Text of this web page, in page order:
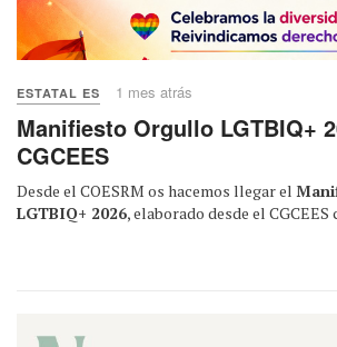
ESTATAL ES 1 mes atrás
Manifiesto Orgullo LGTBIQ+
CGCEES
Desde el COESRM os hacemos llegar el
LGTBIQ+ 2026, elaborado desde el CGCEES